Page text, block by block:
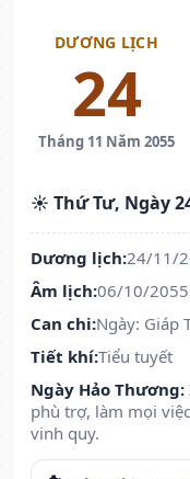
DƯƠNG LỊCH
24
Tháng 11 Năm 2055
☀️ Thứ Tư, Ngày
Dương lịch:24/11/
Âm lịch:06/10/2055
Can chi:Ngày: Giáp
Tiết khí:Tiểu tuyết
Ngày Hảo Thương:
phù trợ, làm mọi
vinh quy.